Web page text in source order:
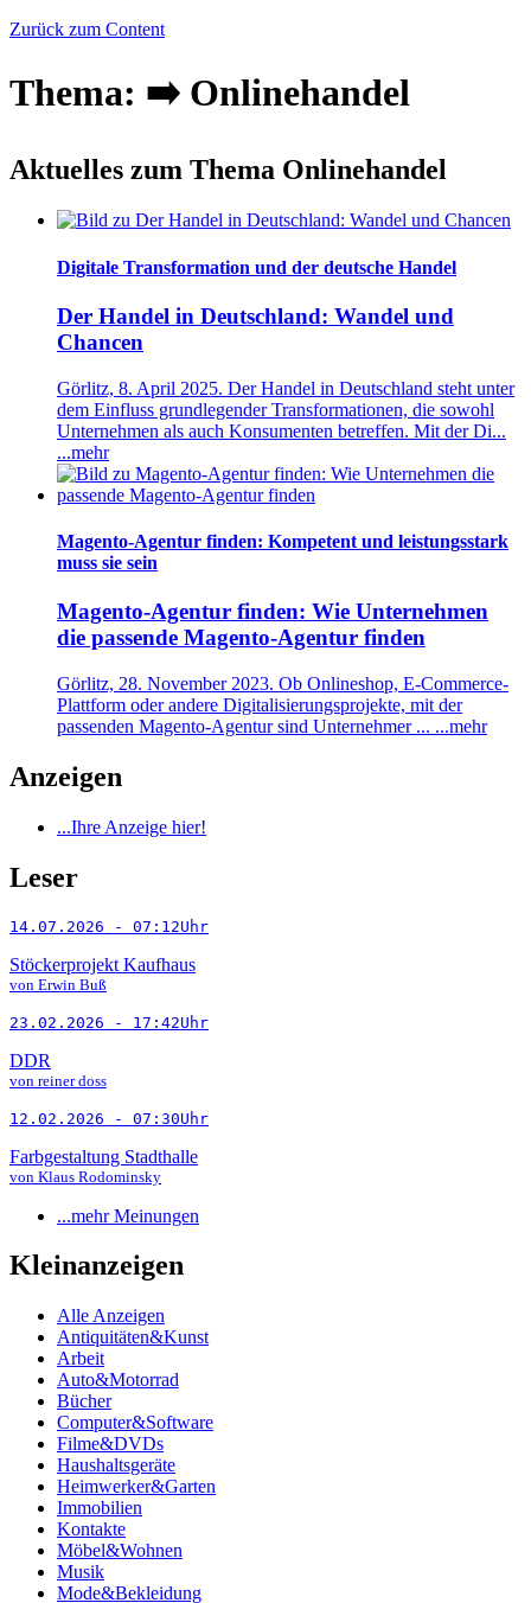
Zurück zum Content
Thema: ➡️ Onlinehandel
Aktuelles zum Thema Onlinehandel
Digitale Transformation und der deutsche Handel
Der Handel in Deutschland: Wandel und
Chancen
Görlitz, 8. April 2025. Der Handel in Deutschland steht unter
dem Einfluss grundlegender Transformationen, die sowohl
Unternehmen als auch Konsumenten betreffen. Mit der Di...
...mehr
Magento-Agentur finden: Kompetent und leistungsstark
muss sie sein
Magento-Agentur finden: Wie Unternehmen
die passende Magento-Agentur finden
Görlitz, 28. November 2023. Ob Onlineshop, E-Commerce-
Plattform oder andere Digitalisierungsprojekte, mit der
passenden Magento-Agentur sind Unternehmer ... ...mehr
Anzeigen
...Ihre Anzeige hier!
Leser
14.07.2026 - 07:12Uhr
Stöckerprojekt Kaufhaus
von Erwin Buß
23.02.2026 - 17:42Uhr
DDR
von reiner doss
12.02.2026 - 07:30Uhr
Farbgestaltung Stadthalle
von Klaus Rodominsky
...mehr Meinungen
Kleinanzeigen
Alle Anzeigen
Antiquitäten&Kunst
Arbeit
Auto&Motorrad
Bücher
Computer&Software
Filme&DVDs
Haushaltsgeräte
Heimwerker&Garten
Immobilien
Kontakte
Möbel&Wohnen
Musik
Mode&Bekleidung